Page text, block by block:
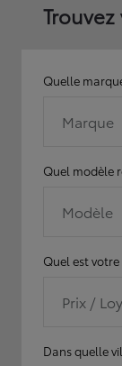
Quelle
Marque
Quel modèle
Modèle
Quel est
Prix /
Dans quelle